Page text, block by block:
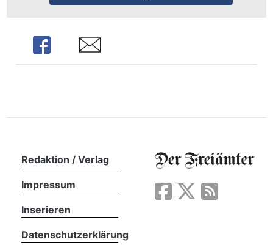
Share Share
Redaktion / Verlag
Impressum
Inserieren
Datenschutzerklärung